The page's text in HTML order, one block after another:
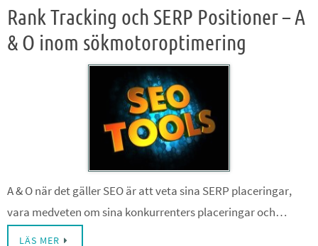
Rank Tracking och SERP Positioner – A
& O inom sökmotoroptimering
A & O när det gäller SEO är att veta sina SERP placeringar,
vara medveten om sina konkurrenters placeringar och…
LÄS MER